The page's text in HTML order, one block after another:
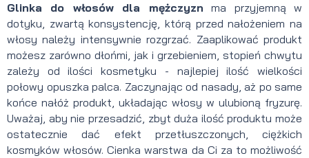
Glinka do włosów dla mężczyzn ma przyjemną w
dotyku, zwartą konsystencję, którą przed nałożeniem na
włosy należy intensywnie rozgrzać. Zaaplikować produkt
możesz zarówno dłońmi, jak i grzebieniem, stopień chwytu
zależy od ilości kosmetyku - najlepiej ilość wielkości
połowy opuszka palca. Zaczynając od nasady, aż po same
końce nałóż produkt, układając włosy w ulubioną fryzurę.
Uważaj, aby nie przesadzić, zbyt duża ilość produktu może
ostatecznie dać efekt przetłuszczonych, ciężkich
kosmyków włosów. Cienka warstwa da Ci za to możliwość